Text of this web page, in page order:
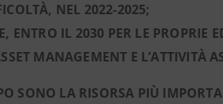
NEL 2022-2025;
ENTRO IL 2030 PER LE PROPRIE
MANAGEMENT E L’ATTIVITÀ
SONO LA RISORSA PIÙ